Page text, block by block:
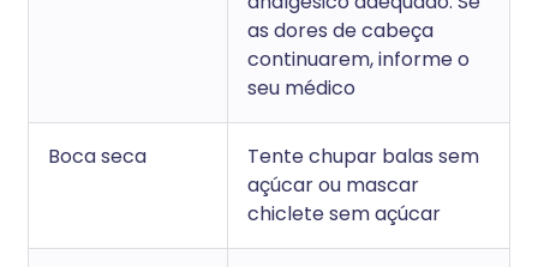
as dores de cabeça
continuarem, informe o
seu médico
Boca seca
Tente chupar balas sem
açúcar ou mascar
chiclete sem açúcar